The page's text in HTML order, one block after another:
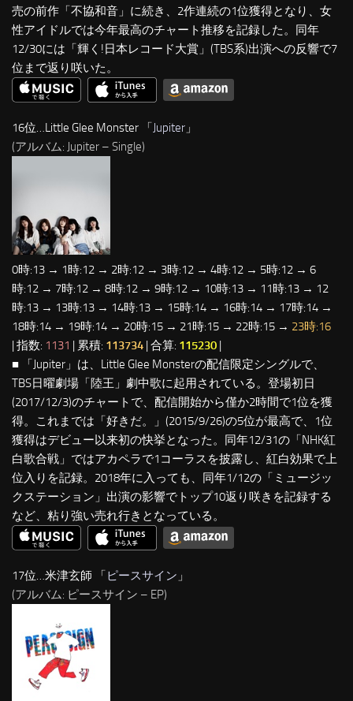
売の前作「不協和音」に続き、2作連続の1位獲得となり、女
性アイドルでは今年最高のチャート推移を記録した。同年
12/30には「輝く!日本レコード大賞」(TBS系)出演への反響で7
位まで返り咲いた。
16位…Little Glee Monster 「Jupiter 」
(アルバム: Jupiter – Single)
0時:13 → 1時:12 → 2時:12 → 3時:12 → 4時:12 → 5時:12 → 6
時:12 → 7時:12 → 8時:12 → 9時:12 → 10時:13 → 11時:13 → 12
時:13 → 13時:13 → 14時:13 → 15時:14 → 16時:14 → 17時:14 →
18時:14 → 19時:14 → 20時:15 → 21時:15 → 22時:15 → 23時:16
| 指数: 1131 | 累積: 113734 | 合算: 115230 |
■ 「Jupiter」は、Little Glee Monsterの配信限定シングルで、
TBS日曜劇場「陸王」劇中歌に起用されている。登場初日
(2017/12/3)のチャートで、配信開始から僅か2時間で1位を獲
得。これまでは「好きだ。」(2015/9/26)の5位が最高で、1位
獲得はデビュー以来初の快挙となった。同年12/31の「NHK紅
白歌合戦」ではアカペラで1コーラスを披露し、紅白効果で上
位入りを記録。2018年に入っても、同年1/12の「ミュージッ
クステーション」出演の影響でトップ10返り咲きを記録する
など、粘り強い売れ行きとなっている。
17位…米津玄師 「 ピースサイン 」
(アルバム: ピースサイン – EP)